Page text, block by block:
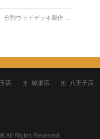
割ウッドデッキ製作 →
店 綾瀬店 八王子店
All Rights Reserved.